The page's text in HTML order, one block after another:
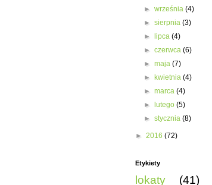
►września(4)
►sierpnia(3)
►lipca(4)
►czerwca(6)
►maja(7)
►kwietnia(4)
►marca(4)
►lutego(5)
►stycznia(8)
► 2016 (72)
Etykiety
lokaty (41)